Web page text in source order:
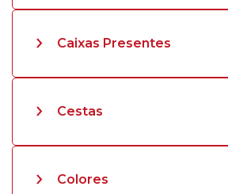
Caixas Presentes
Cestas
Colores